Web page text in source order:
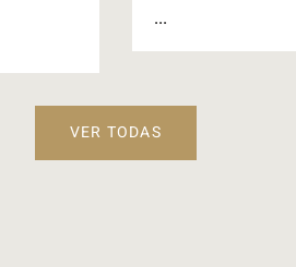
...
VER TODAS